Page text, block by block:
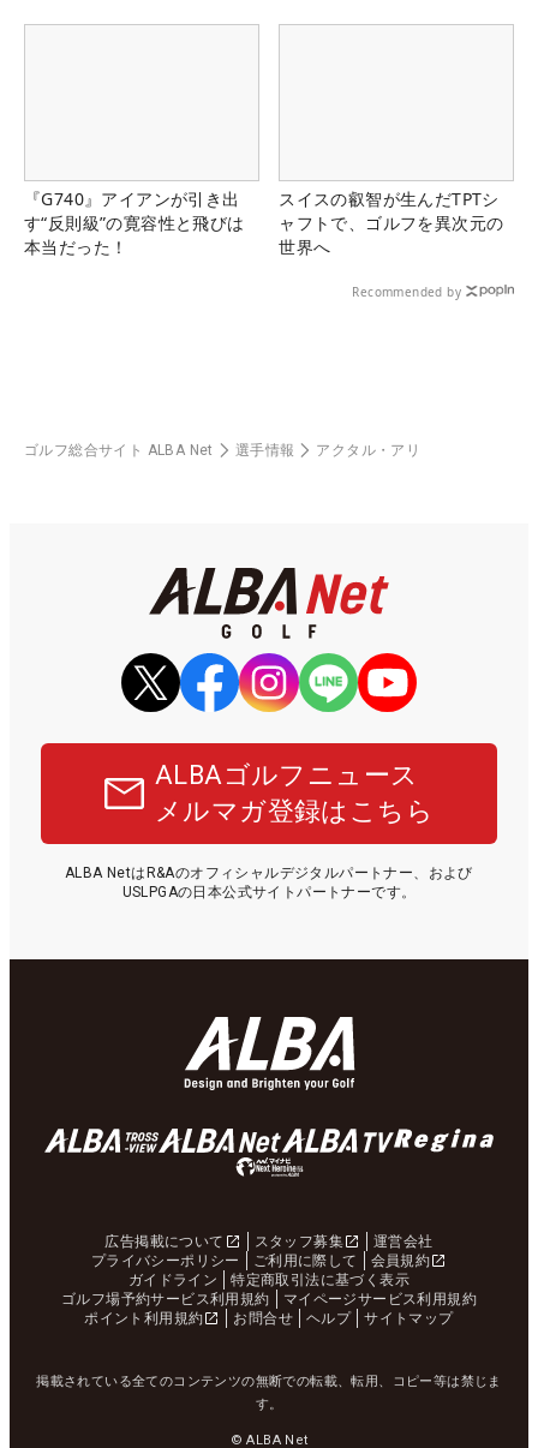
『G740』アイアンが引き出
す“反則級”の寛容性と飛びは
本当だった！
スイスの叡智が生んだTPTシ
ャフトで、ゴルフを異次元の
世界へ
Recommended by
ゴルフ総合サイト ALBA Net 選手情報 アクタル・アリ
ALBAゴルフニュース
メルマガ登録はこちら
ALBA NetはR&Aのオフィシャルデジタルパートナー、および
USLPGAの日本公式サイトパートナーです。
広告掲載について スタッフ募集
運営会社
プライバシーポリシー
ご利用に際して
会員規約
ガイドライン
特定商取引法に基づく表示
ゴルフ場予約サービス利用規約
マイページサービス利用規約
ポイント利用規約
お問合せ ヘルプ サイトマップ
掲載されている全てのコンテンツの無断での転載、転用、コピー等は禁じま
す。
© ALBA Net